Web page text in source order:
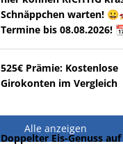
Schnäppchen warten!
Termine bis 08.08.2026!
525€ Prämie: Kostenlose
Girokonten im Vergleich
Alle anzeigen
Doppelter Eis-Genuss auf